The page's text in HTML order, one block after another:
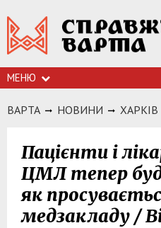
МЕНЮ
ВАРТА НОВИНИ ХАРКIВ
Пацієнти і
ЦМЛ тепер
як
медзакладу /